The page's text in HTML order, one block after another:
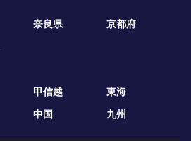
奈良県
京都府
甲信越
東海
中国 九州